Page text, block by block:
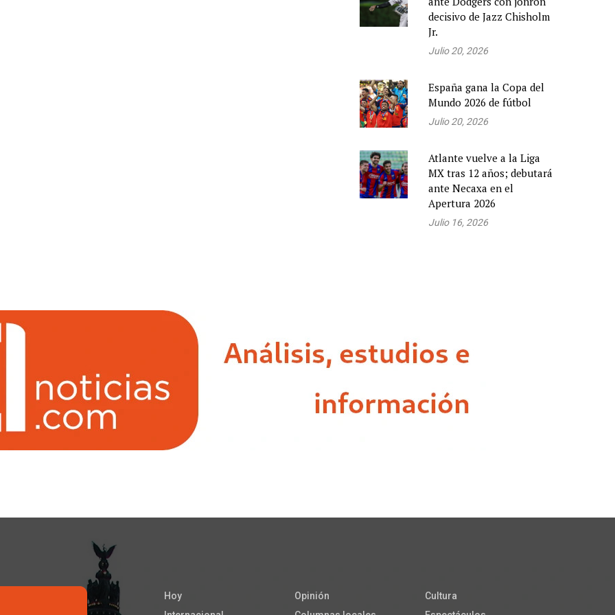
decisivo de Jazz Chisholm
Jr.
Julio 20, 2026
España gana la Copa del
Mundo 2026 de fútbol
Julio 20, 2026
Atlante vuelve a la Liga
MX tras 12 años; debutará
ante Necaxa en el
Apertura 2026
Julio 16, 2026
Hoy
Opinión
Cultura